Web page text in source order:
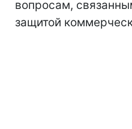
вопросам,
защитой